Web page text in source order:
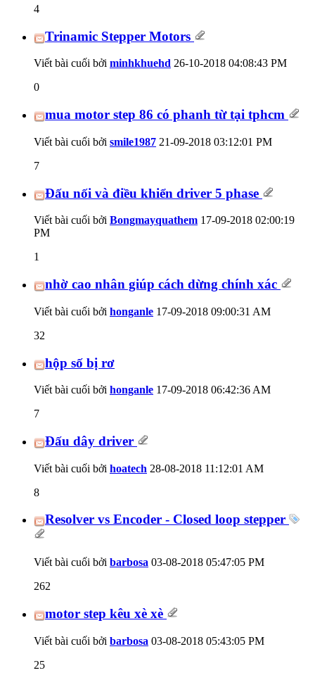
4
Trinamic Stepper Motors
Viết bài cuối bởi minhkhuehd 26-10-2018 04:08:43 PM
0
mua motor step 86 có phanh từ tại tphcm
Viết bài cuối bởi smile1987 21-09-2018 03:12:01 PM
7
Đấu nối và điều khiển driver 5 phase
Viết bài cuối bởi Bongmayquathem 17-09-2018 02:00:19
PM
1
nhờ cao nhân giúp cách dừng chính xác
Viết bài cuối bởi honganle 17-09-2018 09:00:31 AM
32
hộp số bị rơ
Viết bài cuối bởi honganle 17-09-2018 06:42:36 AM
7
Đấu dây driver
Viết bài cuối bởi hoatech 28-08-2018 11:12:01 AM
8
Resolver vs Encoder - Closed loop stepper
Viết bài cuối bởi barbosa 03-08-2018 05:47:05 PM
262
motor step kêu xè xè
Viết bài cuối bởi barbosa 03-08-2018 05:43:05 PM
25